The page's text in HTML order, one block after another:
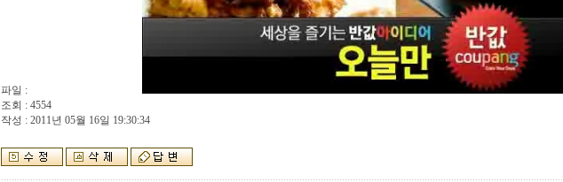
파일 :
조회 : 4554
작성 : 2011년 05월 16일 19:30:34